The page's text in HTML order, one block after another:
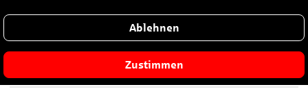
Ablehnen
Zustimmen